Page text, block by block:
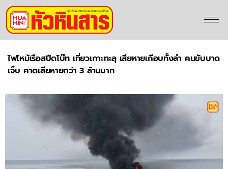
ไฟไหม้เรือสปีดโบ๊ท เที่ยวเกาะทะลุ เสียหายเกือบทั้งลำ คนขับบาด
เจ็บ คาดเสียหายกว่า 3 ล้านบาท